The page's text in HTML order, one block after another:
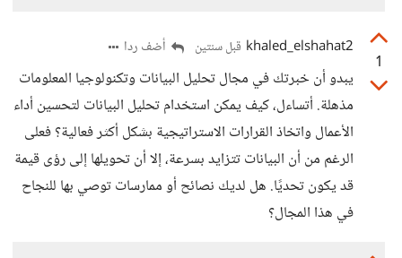
1
khaled_elshahat2 قبل سنتين أضف ردا
يبدو أن خبرتك في مجال تحليل البيانات وتكنولوجيا المعلومات
مذهلة. أتساءل، كيف يمكن استخدام تحليل البيانات لتحسين أداء
الأعمال واتخاذ القرارات الاستراتيجية بشكل أكثر فعالية؟ فعلى
الرغم من أن البيانات تتزايد بسرعة، إلا أن تحويلها إلى رؤى قيمة
قد يكون تحديًا. هل لديك نصائح أو ممارسات توصي بها للنجاح
في هذا المجال؟